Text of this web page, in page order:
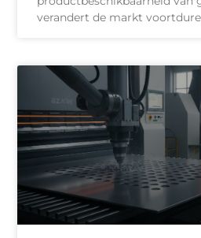
verandert de markt